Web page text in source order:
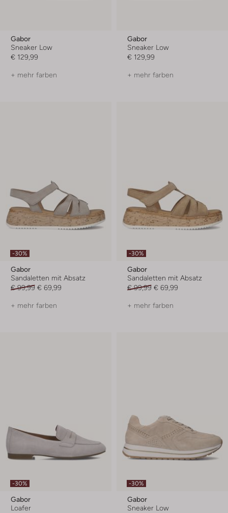
Gabor
Sneaker Low
€ 129,99
+ mehr farben
Gabor
Sneaker Low
€ 129,99
+ mehr farben
-30%
Gabor
Sandaletten mit Absatz
€ 99,99 € 69,99
+ mehr farben
-30%
Gabor
Sandaletten mit Absatz
€ 99,99 € 69,99
+ mehr farben
-30%
Gabor
Loafer
-30%
Gabor
Sneaker Low